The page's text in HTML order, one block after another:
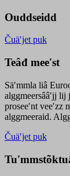
Ouddseidd
Čuäʹjet puk
Teâđ meeʹst
Säʹmmla liâ
alggmeersââʹjj lij
proseeʹnt veeʹzz
alggmeeraid.
Čuäʹjet puk